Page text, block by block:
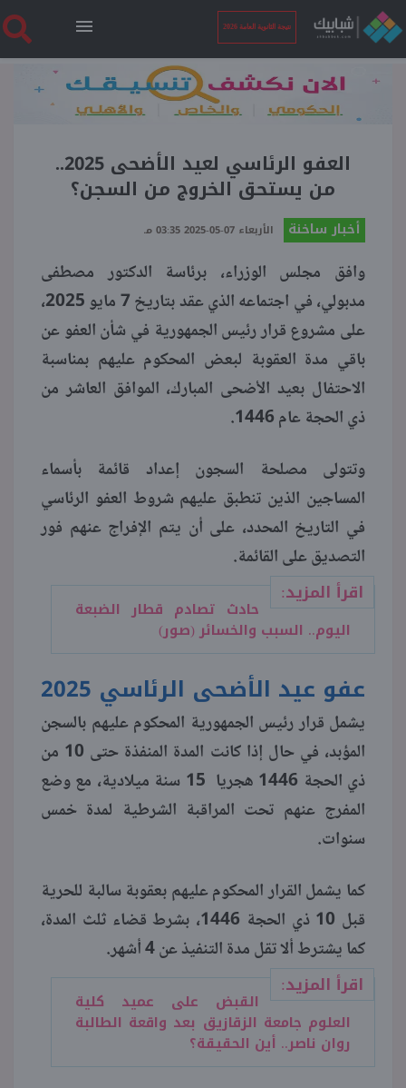
نتيجة الثانوية العامة 2026
الرئيسية
نتيجة الثانوية العامة 2026
فنجان قهوة
بوابة الطلبة
ملفات
العفو الرئاسي لعيد الأضحى 2025..
من يستحق الخروج من السجن؟
أخبار ساخنة الأربعاء 07-05-2025 03:35 مـ
وافق مجلس الوزراء، برئاسة الدكتور مصطفى
مدبولي، في اجتماعه الذي عقد بتاريخ 7 مايو 2025،
على مشروع قرار رئيس الجمهورية في شأن العفو عن
باقي مدة العقوبة لبعض المحكوم عليهم بمناسبة
الاحتفال بعيد الأضحى المبارك، الموافق العاشر من
ذي الحجة عام 1446.
وتتولى مصلحة السجون إعداد قائمة بأسماء
المساجين الذين تنطبق عليهم شروط العفو الرئاسي
في التاريخ المحدد، على أن يتم الإفراج عنهم فور
التصديق على القائمة.
اقرأ المزيد:
حادث تصادم قطار الضبعة
اليوم.. السبب والخسائر (صور)
عفو عيد الأضحى الرئاسي 2025
يشمل قرار رئيس الجمهورية المحكوم عليهم بالسجن
المؤبد، في حال إذا كانت المدة المنفذة حتى 10 من
ذي الحجة 1446 هجريا 15 سنة ميلادية، مع وضع
المفرج عنهم تحت المراقبة الشرطية لمدة خمس
سنوات.
كما يشمل القرار المحكوم عليهم بعقوبة سالبة للحرية
قبل 10 ذي الحجة 1446، بشرط قضاء ثلث المدة،
كما يشترط ألا تقل مدة التنفيذ عن 4 أشهر.
اقرأ المزيد:
القبض على عميد كلية
العلوم جامعة الزقازيق بعد واقعة الطالبة
روان ناصر.. أين الحقيقة؟